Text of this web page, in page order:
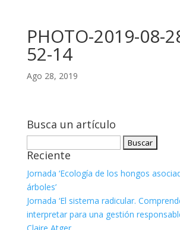
PHOTO-2019-08-
52-14
Ago 28, 2019
Busca un artículo
Reciente
Jornada ‘Ecología de los hongos
árboles’
Jornada ‘El sistema radicular.
interpretar para una gestión